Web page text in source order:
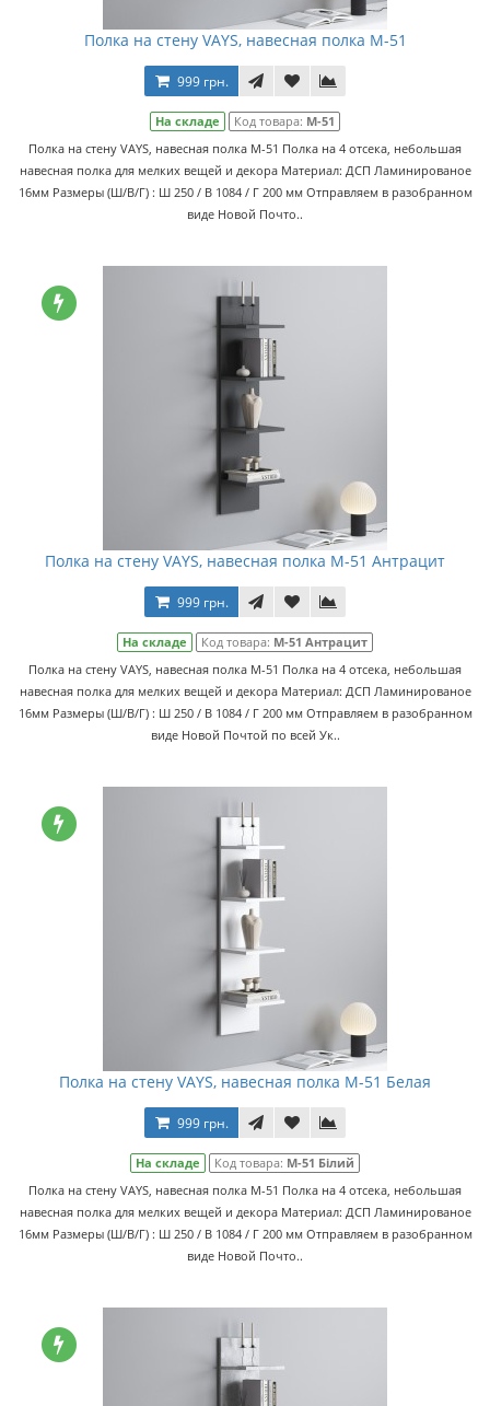
Полка на стену VAYS, навесная полка M-51
999 грн.
На складе Код товара: M-51
Полка на стену VAYS, навесная полка M-51 Полка на 4 отсека, небольшая
навесная полка для мелких вещей и декора Материал: ДСП Ламинированое
16мм Размеры (Ш/В/Г) : Ш 250 / В 1084 / Г 200 мм Отправляем в разобранном
виде Новой Почто..
Полка на стену VAYS, навесная полка M-51 Антрацит
999 грн.
На складе Код товара: M-51 Антрацит
Полка на стену VAYS, навесная полка M-51 Полка на 4 отсека, небольшая
навесная полка для мелких вещей и декора Материал: ДСП Ламинированое
16мм Размеры (Ш/В/Г) : Ш 250 / В 1084 / Г 200 мм Отправляем в разобранном
виде Новой Почтой по всей Ук..
Полка на стену VAYS, навесная полка M-51 Белая
999 грн.
На складе Код товара: M-51 Білий
Полка на стену VAYS, навесная полка M-51 Полка на 4 отсека, небольшая
навесная полка для мелких вещей и декора Материал: ДСП Ламинированое
16мм Размеры (Ш/В/Г) : Ш 250 / В 1084 / Г 200 мм Отправляем в разобранном
виде Новой Почто..